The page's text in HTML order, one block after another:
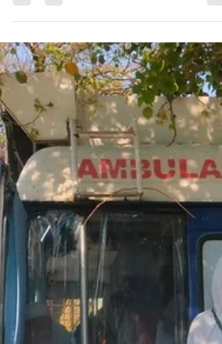
Washim
दिशा ग्रुपच्या फिरते नेत्र चिकिसालय द्वारा विठ्ठलवाडी
येथे ९४ नागरिकांची नेत्र तपासणी Eye Checkup at
Washim दिशा एज्युकेशन फाऊंडेशन व दिशा
आय बँक द्वारा ग्रामीण व दुर्गम भागात फिरते नेत्र
चिकिसालय द्वारा वाशीम जिल्हा मधील विठ्ठलवाडी भवन
येथील श्री. प्रदीप देशमुख यांच्या वाढदिवसानीमीत्त २०
फेब्रुवारी २०२६ रोजी शिबिराचे आयोजन करण्यात आले
होते. या शिबिरामध्ये जेष्ठ नागरिकांचे मोफत नेत्र तपासणी
करण्यात आली. या नेत्र तपासणी शिबिरामध्ये एकूण ९४
नागरिकांची तपासणी करण्यात आ